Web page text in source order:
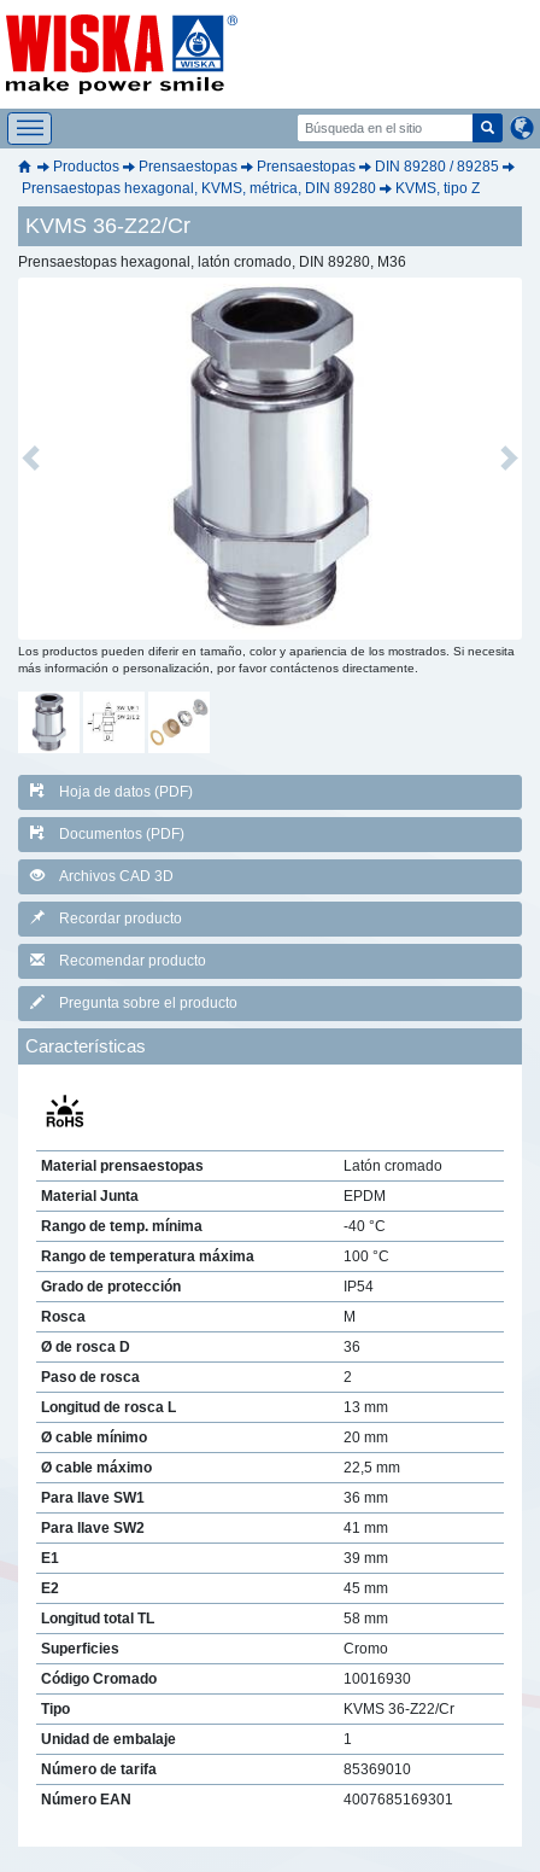
Productos Prensaestopas Prensaestopas
DIN 89280 / 89285
Prensaestopas hexagonal, KVMS, métrica, DIN 89280
KVMS, tipo Z
KVMS 36-Z22/Cr
Prensaestopas hexagonal, latón cromado, DIN 89280, M36
Previous Next
Los productos pueden diferir en tamaño, color y apariencia de los mostrados. Si necesita
más información o personalización, por favor contáctenos directamente.
Hoja de datos (PDF)
Documentos (PDF)
Archivos CAD 3D
Recordar producto
Recomendar producto
Pregunta sobre el producto
Características
Material prensaestopas
Latón cromado
Material Junta
EPDM
Rango de temp. mínima
-40 °C
Rango de temperatura máxima
100 °C
Grado de protección
IP54
Rosca
M
Ø de rosca D
36
Paso de rosca
2
Longitud de rosca L
13 mm
Ø cable mínimo
20 mm
Ø cable máximo
22,5 mm
Para llave SW1
36 mm
Para llave SW2
41 mm
E1
39 mm
E2
45 mm
Longitud total TL
58 mm
Superficies
Cromo
Código Cromado
10016930
Tipo
KVMS 36-Z22/Cr
Unidad de embalaje
1
Número de tarifa
85369010
Número EAN
4007685169301